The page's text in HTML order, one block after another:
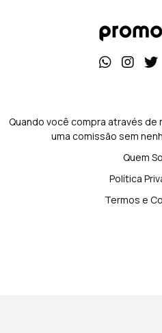
Quando você compra através
uma comissão sem
Quem
Política
Termos e